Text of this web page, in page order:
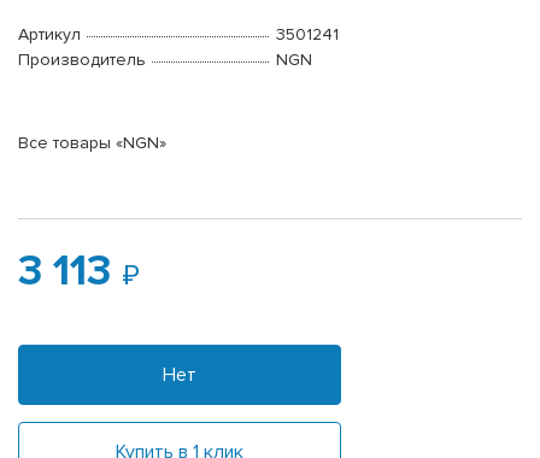
Артикул
3501241
Производитель
NGN
Все товары «NGN»
3 113
Нет
Купить в 1 клик